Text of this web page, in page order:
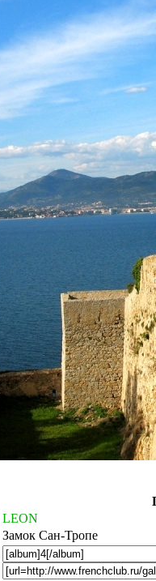
LEON
Замок Сан-Тропе